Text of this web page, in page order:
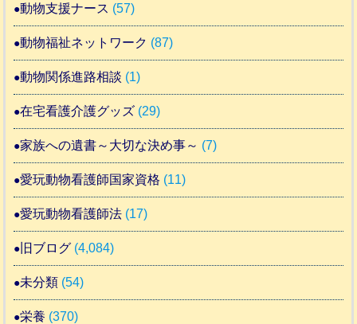
動物支援ナース (57)
動物福祉ネットワーク (87)
動物関係進路相談 (1)
在宅看護介護グッズ (29)
家族への遺書～大切な決め事～ (7)
愛玩動物看護師国家資格 (11)
愛玩動物看護師法 (17)
旧ブログ (4,084)
未分類 (54)
栄養 (370)